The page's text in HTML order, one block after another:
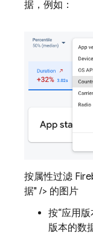
据，例如：
按属性过滤
据" /> 的图片
按“应用版
版本的数